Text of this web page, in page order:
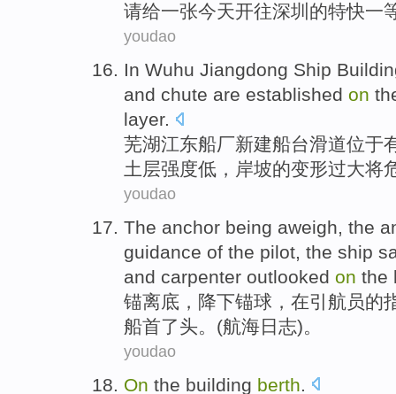
请给一张今天开往深圳 的特快一
youdao
In Wuhu Jiangdong Ship
and chute are established on
layer.
芜湖江东船厂新建船台滑道位于
土层强度低，岸坡的变形过大将
youdao
The anchor being aweigh, the
guidance of the pilot, the ship
and carpenter outlooked on the
锚离底， 降下锚球， 在引航员的
船首了头。(航海日志)。
youdao
On the building berth